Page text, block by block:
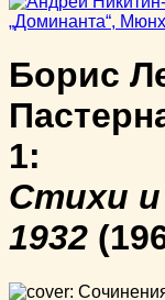
Борис
1:
Стихи
1932